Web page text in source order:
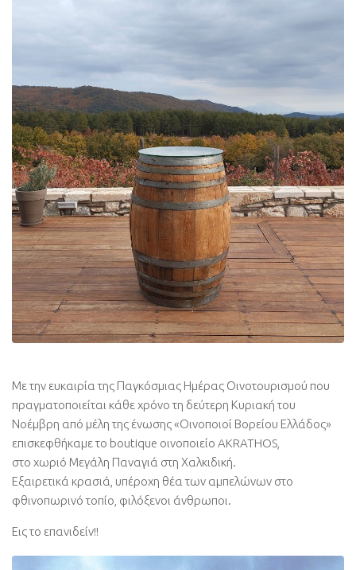
Με την ευκαιρία της Παγκόσμιας Ημέρας Οινοτουρισμού που
πραγματοποιείται κάθε χρόνο τη δεύτερη Κυριακή του
Νοέμβρη από μέλη της ένωσης «Οινοποιοί Βορείου Ελλάδος»
επισκεφθήκαμε το boutique οινοποιείο AKRATHOS,
στο χωριό Μεγάλη Παναγιά στη Χαλκιδική.
Εξαιρετικά κρασιά, υπέροχη θέα των αμπελώνων στο
φθινοπωρινό τοπίο, φιλόξενοι άνθρωποι.
Εις το επανιδείν!!